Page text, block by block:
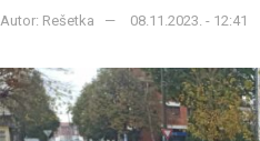
Autor: Rešetka 08.11.2023. - 12:41